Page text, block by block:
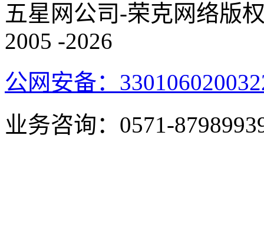
五星网公司-荣克网络
2005 -2026
公网安备：
业务咨询： 0571-